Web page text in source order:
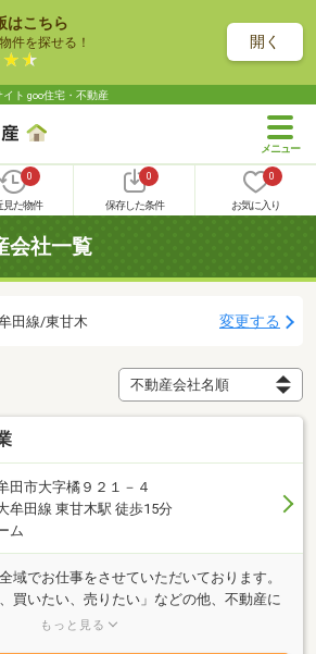
はこちら
件を探せる！ 開く
ト goo住宅・不動産
0
見た物件
0
保存した条件
0
お気に入り
会社一覧
田線/東甘木 変更する
田市大字橘９２１－４
牟田線 東甘木駅 徒歩15分
ム
域でお仕事をさせていただいております。
買いたい、売りたい」などの他、不動産に
談ください。お電話、メール、ご来社、お
もっと見る